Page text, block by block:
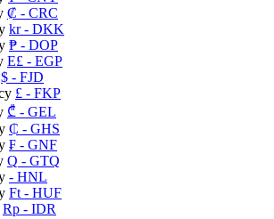
₡ - CRC
kr- DKK
₱ - DOP
E£ - EGP
$ - FJD
£ - FKP
₾ - GEL
₵ - GHS
₣ - GNF
Q - GTQ
- HNL
Ft - HUF
Rp - IDR